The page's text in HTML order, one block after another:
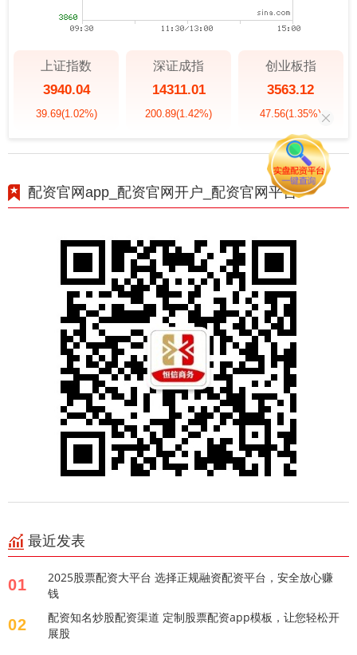
上证指数
3940.04
39.69(1.02%)
深证成指
14311.01
200.89(1.42%)
创业板指
3563.12
47.56(1.35%)
配资官网app_配资官网开户_配资官网平台
最近发表
01
2025股票配资大平台 选择正规融资配资平台，安全放心赚
钱
02
配资知名炒股配资渠道 定制股票配资app模板，让您轻松开
展股